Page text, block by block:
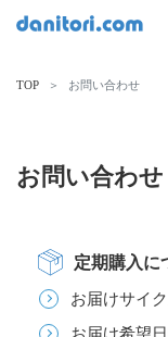
TOP お問い合わせ
お問い合わせ
定期購入に
お届けサイ